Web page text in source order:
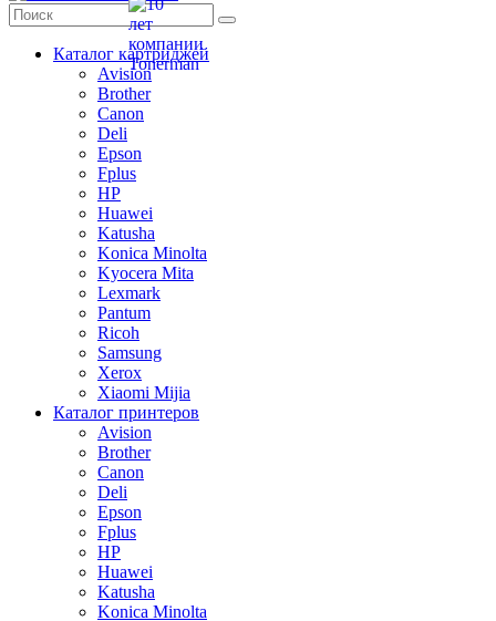
Каталог картриджей
Avision
Brother
Canon
Deli
Epson
Fplus
HP
Huawei
Katusha
Konica Minolta
Kyocera Mita
Lexmark
Pantum
Ricoh
Samsung
Xerox
Xiaomi Mijia
Каталог принтеров
Avision
Brother
Canon
Deli
Epson
Fplus
HP
Huawei
Katusha
Konica Minolta